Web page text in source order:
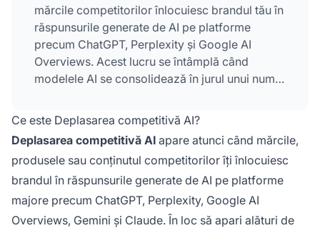
mărcile competitorilor înlocuiesc brandul tău în
răspunsurile generate de AI pe platforme
precum ChatGPT, Perplexity și Google AI
Overviews. Acest lucru se întâmplă când
modelele AI se consolidează în jurul unui număr
dispară din citările AI chiar și atunci când
conținutul tău este relevant. Spre deosebire de
pierderea tradițională a pozițiilor în căutări,
deplasarea poate apărea brusc, fără
avertisment. Reprezintă o amenințare critică
pentru vizibilitatea brandului în era descoperirii
conduse de AI.
Ce este Deplasarea competitivă AI?
Deplasarea competitivă AI apare atunci când mărcile,
produsele sau conținutul competitorilor îți înlocuiesc
brandul în răspunsurile generate de AI pe platforme
majore precum ChatGPT, Perplexity, Google AI
Overviews, Gemini și Claude. În loc să apari alături de